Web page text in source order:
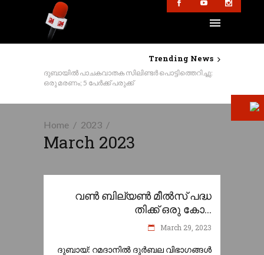
Trending News
ദുബായിൽ പാചകവാതക സിലിണ്ടർ പൊട്ടിത്തെറിച്ചു:
ഒരു മരണം; 5 പേർക്ക് പരുക്ക്
Home 2023
March 2023
വൺ ബില്യൺ മീൽസ് പദ്ധ
തിക്ക് ഒരു കോ...
March 29, 2023
ദുബായ്: റമദാനിൽ ദുർബല വിഭാഗങ്ങൾ